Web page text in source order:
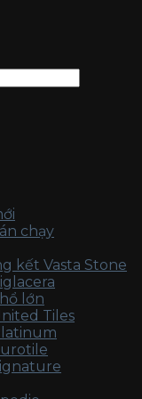
chạy
kết Vasta Stone
lớn
Tiles